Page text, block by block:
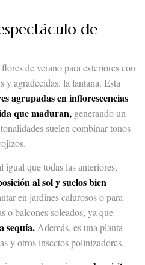
de
de verano para exteriores con
y agradecidas: la lantana. Esta
agrupadas en inflorescencias
que maduran, generando un
suelen combinar tonos
igual que todas las anteriores,
al sol y suelos bien
en jardines calurosos o para
o balcones soleados, ya que
sequía. Además, es una planta
y otros insectos polinizadores.